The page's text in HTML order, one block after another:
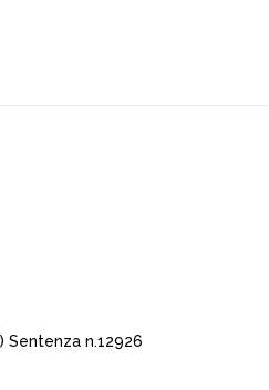
Sentenza n.12926